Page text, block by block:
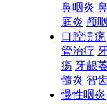
鼻咽炎
庭炎 颅
口腔溃疡
管治疗
疡 牙龈
髓炎 智
慢性咽炎